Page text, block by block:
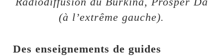
(à l’extrême gauche).
Des enseignements de guides